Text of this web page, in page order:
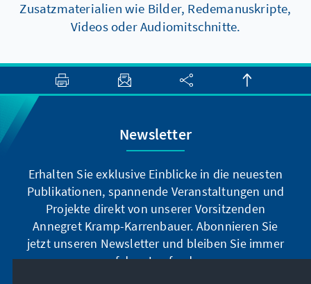
Zusatzmaterialien wie Bilder, Redemanuskripte,
Videos oder Audiomitschnitte.
Newsletter
Erhalten Sie exklusive Einblicke in die neuesten
Publikationen, spannende Veranstaltungen und
Projekte direkt von unserer Vorsitzenden
Annegret Kramp-Karrenbauer. Abonnieren Sie
jetzt unseren Newsletter und bleiben Sie immer
auf dem Laufenden.